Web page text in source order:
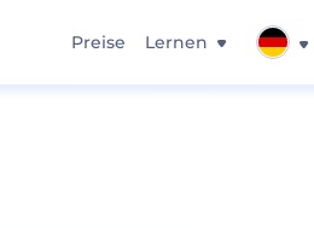
Preise Lernen